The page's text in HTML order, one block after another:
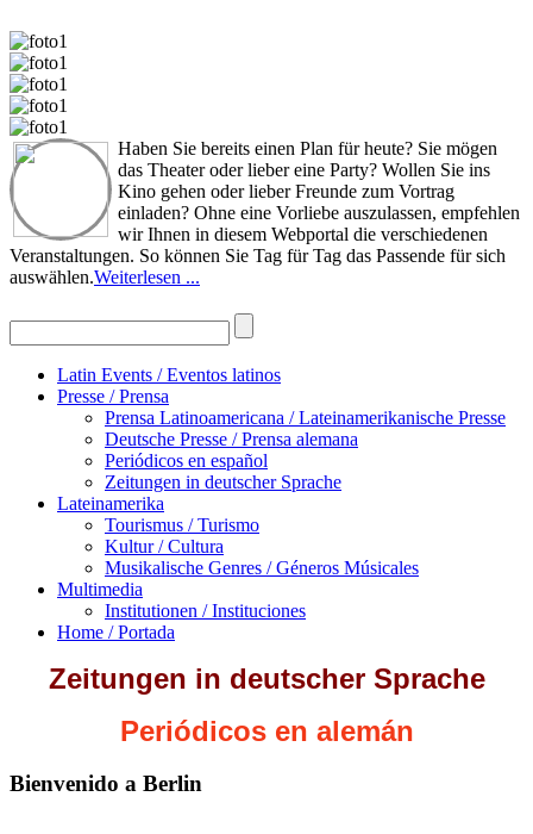
Haben Sie bereits einen Plan für heute? Sie mögen
das Theater oder lieber eine Party? Wollen Sie ins
Kino gehen oder lieber Freunde zum Vortrag
einladen? Ohne eine Vorliebe auszulassen, empfehlen
wir Ihnen in diesem Webportal die verschiedenen
Veranstaltungen. So können Sie Tag für Tag das Passende für sich
auswählen.Weiterlesen ...
Latin Events / Eventos latinos
Presse / Prensa
Prensa Latinoamericana / Lateinamerikanische Presse
Deutsche Presse / Prensa alemana
Periódicos en español
Zeitungen in deutscher Sprache
Lateinamerika
Tourismus / Turismo
Kultur / Cultura
Musikalische Genres / Géneros Músicales
Multimedia
Institutionen / Instituciones
Home / Portada
Zeitungen in deutscher Sprache
Periódicos en alemán
Bienvenido a Berlin